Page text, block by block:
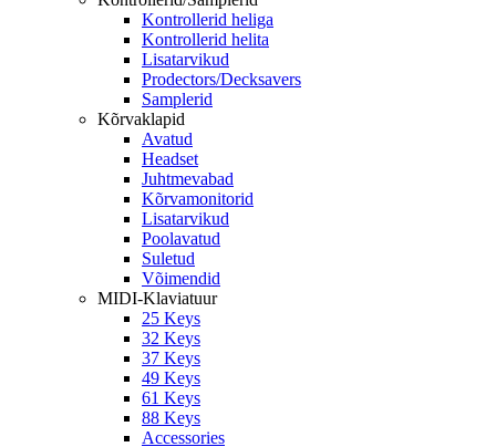
Kontrollerid heliga
Kontrollerid helita
Lisatarvikud
Prodectors/Decksavers
Samplerid
Kõrvaklapid
Avatud
Headset
Juhtmevabad
Kõrvamonitorid
Lisatarvikud
Poolavatud
Suletud
Võimendid
MIDI-Klaviatuur
25 Keys
32 Keys
37 Keys
49 Keys
61 Keys
88 Keys
Accessories